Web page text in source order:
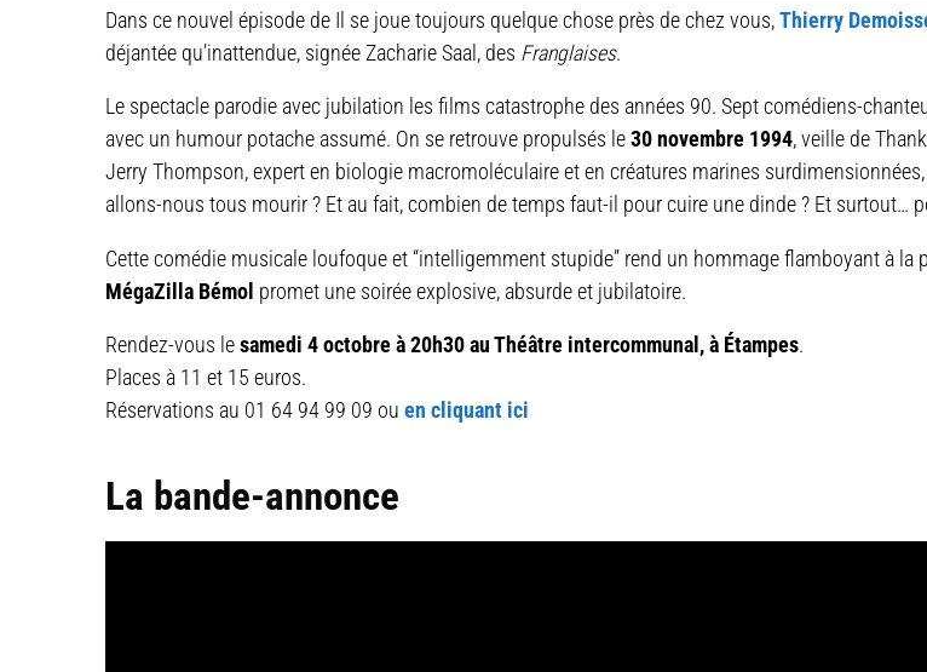
Dans ce nouvel épisode de Il se joue toujours quelque chose près de chez vous, Thierry
déjantée qu’inattendue, signée Zacharie Saal, des Franglaises.
Le spectacle parodie avec jubilation les films catastrophe des années 90. Sept comédiens-
avec un humour potache assumé. On se retrouve propulsés le 30 novembre 1994, veille de
Jerry Thompson, expert en biologie macromoléculaire et en créatures marines
allons-nous tous mourir ? Et au fait, combien de temps faut-il pour cuire une dinde ? Et surtout…
Cette comédie musicale loufoque et “intelligemment stupide” rend un hommage flamboyant à la
MégaZilla Bémol promet une soirée explosive, absurde et jubilatoire.
Rendez-vous le samedi 4 octobre à 20h30 au Théâtre intercommunal, à Étampes.
Places à 11 et 15 euros.
Réservations au 01 64 94 99 09 ou en cliquant ici
La bande-annonce